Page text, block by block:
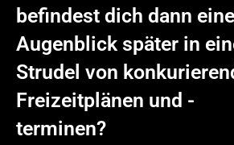
befindest dich dann
Augenblick später in
Strudel von
Freizeitplänen und -
terminen?